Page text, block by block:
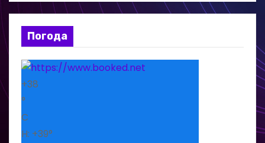
Погода
+38
°
C
H: +39°